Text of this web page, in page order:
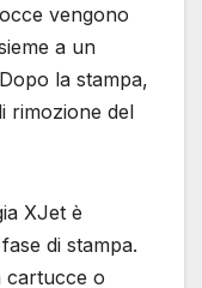
vengono
a un
la stampa,
rimozione del
XJet è
di stampa.
cartucce o